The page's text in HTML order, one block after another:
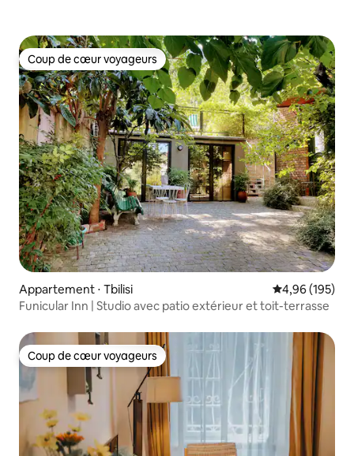
Coup de cœur voyageurs
Coup de cœur voyageurs
Appartement ⋅ Tbilisi Évaluation
4,96 (195)
Funicular Inn | Studio avec patio extérieur et toit-terrasse
Coup de cœur voyageurs
Coup de cœur voyageurs